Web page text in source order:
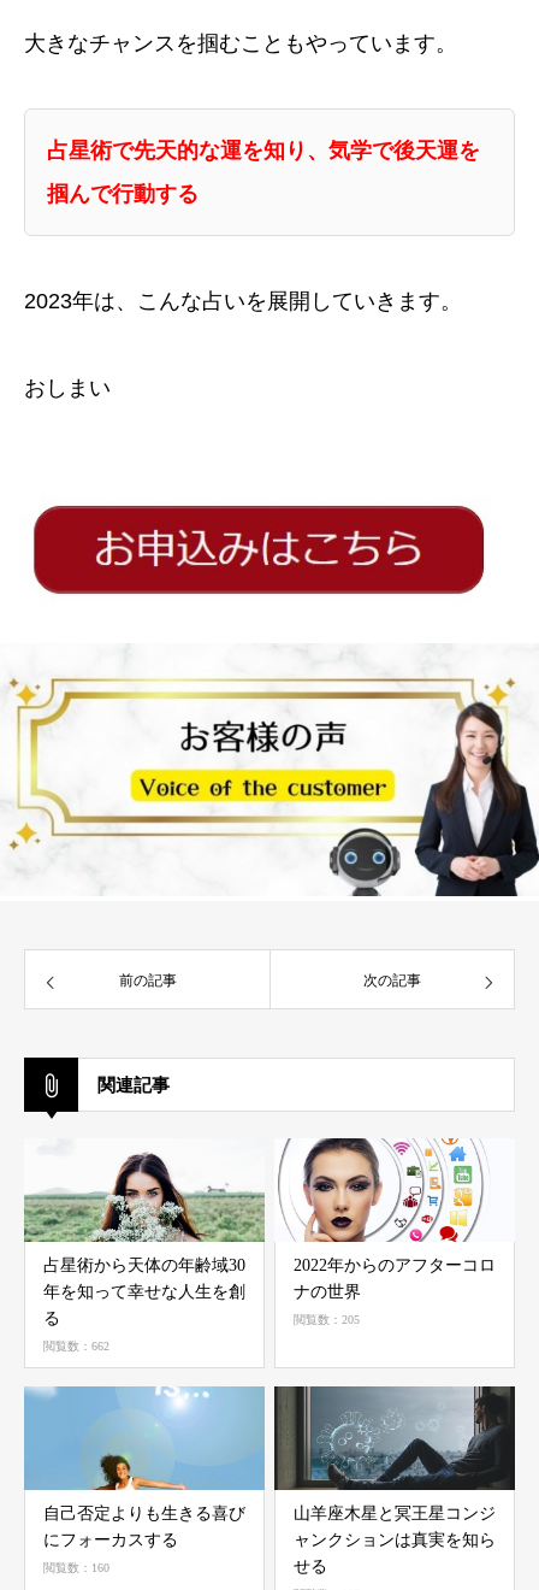
大きなチャンスを掴むこともやっています。
占星術で先天的な運を知り、気学で後天運を
掴んで行動する
2023年は、こんな占いを展開していきます。
おしまい
前の記事 次の記事
関連記事
占星術から天体の年齢域30
年を知って幸せな人生を創
る
閲覧数：662
2022年からのアフターコロ
ナの世界
閲覧数：205
自己否定よりも生きる喜び
にフォーカスする
閲覧数：160
山羊座木星と冥王星コンジ
ャンクションは真実を知ら
せる